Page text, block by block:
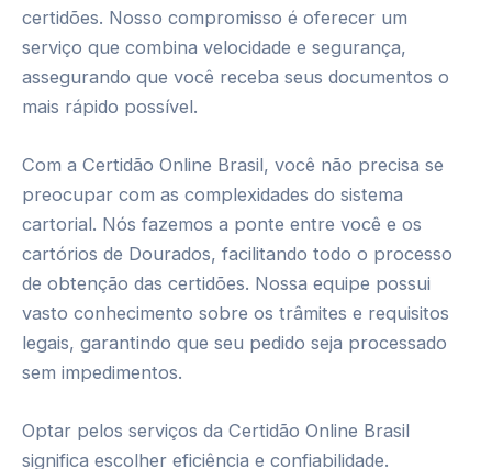
certidões. Nosso compromisso é oferecer um
serviço que combina velocidade e segurança,
assegurando que você receba seus documentos o
mais rápido possível.
Com a Certidão Online Brasil, você não precisa se
preocupar com as complexidades do sistema
cartorial. Nós fazemos a ponte entre você e os
cartórios de Dourados, facilitando todo o processo
de obtenção das certidões. Nossa equipe possui
vasto conhecimento sobre os trâmites e requisitos
legais, garantindo que seu pedido seja processado
sem impedimentos.
Optar pelos serviços da Certidão Online Brasil
significa escolher eficiência e confiabilidade.